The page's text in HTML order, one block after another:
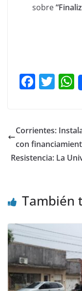
sobre
F
e
b
o
T
er s
Corrientes:
con
Resistencia: La
También